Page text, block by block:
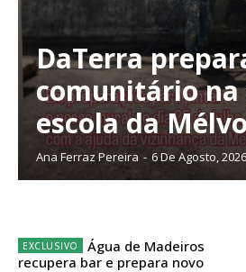
Planos de
DaTerra
comunitário
escola da
Ana Ferraz Pereira - 6 De Agosto, 2026
Água de Madeiros
recupera bar e prepara novo